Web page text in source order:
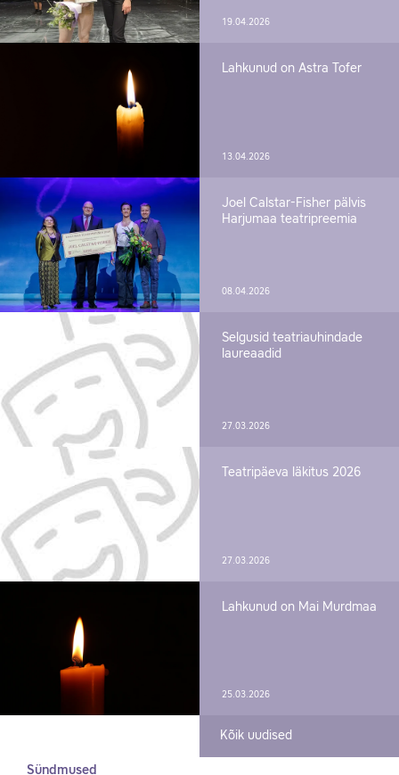
19.04.2026
Lahkunud on Astra Tofer
13.04.2026
Joel Calstar-Fisher pälvis
Harjumaa teatripreemia
08.04.2026
Selgusid teatriauhindade
laureaadid
27.03.2026
Teatripäeva läkitus 2026
27.03.2026
Lahkunud on Mai Murdmaa
25.03.2026
Kõik uudised
Sündmused